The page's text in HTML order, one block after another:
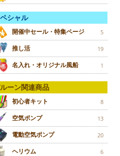
シャル
開催中セール・特集ページ 5
推し活 19
名入れ・オリジナル風船 1
ーン関連商品
初心者キット 8
空気ポンプ 13
電動空気ポンプ 20
ヘリウム 6